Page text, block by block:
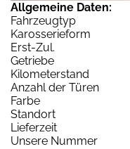
Allgemeine Daten:
Fahrzeugtyp
Karosserieform
Erst-Zul.
Getriebe
Kilometerstand
Anzahl der Türen
Farbe
Standort
Lieferzeit
Unsere Nummer